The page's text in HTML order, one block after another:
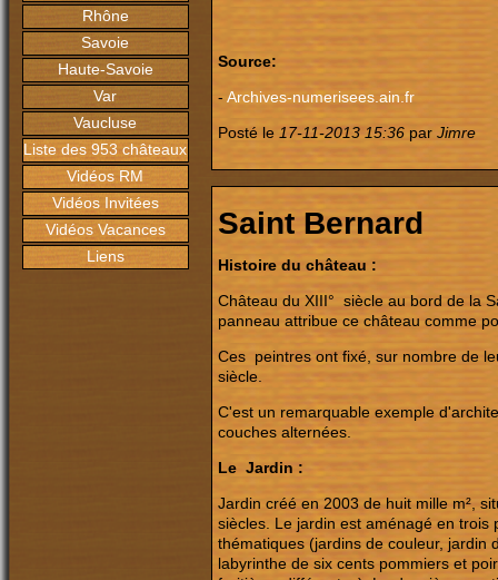
Rhône
Savoie
Haute-Savoie
Var
Vaucluse
Liste des 953 châteaux
Vidéos RM
Vidéos Invitées
Vidéos Vacances
Liens
Source:
- Archives-numerisees.ain.fr
Posté le 17-11-2013 15:36 par Jimre
Saint Bernard
Histoire du château :
Château du XIII° siècle au bord de la
panneau attribue ce château comme
Ces peintres ont fixé, sur nombre de
siècle.
C'est un remarquable exemple
couches alternées.
Le Jardin :
Jardin créé en 2003 de huit mille m²,
siècles. Le jardin est aménagé en
thématiques (jardins de couleur, jardin
labyrinthe de six cents pommiers et